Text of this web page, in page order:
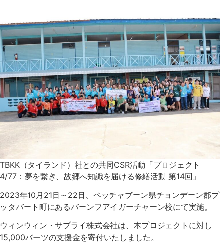
TBKK（タイランド）社との共同CSR活動「プロジェクト
4/77：夢を繋ぎ、故郷へ知識を届ける修繕活動 第14回」
2023年10月21日～22日、ペッチャブーン県チョンデーン郡プ
ッタバート町にあるバーンフアイガーチャーン校にて実施。
ウィンウィン・サプライ株式会社は、本プロジェクトに対し
15,000バーツの支援金を寄付いたしました。